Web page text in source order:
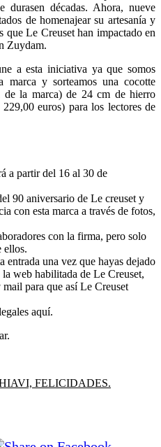
durasen décadas. Ahora, nueve
de homenajear su artesanía y
que Le Creuset han impactado en
Zuydam.
a esta iniciativa ya que somos
marca y sorteamos una cocotte
la marca) de 24 cm de hierro
euros) para los lectores de
a partir del 16 al 30 de
90 aniversario de Le creuset y
con esta marca a través de fotos,
con la firma, pero solo
ellos.
entrada una vez que hayas dejado
web habilitada de Le Creuset,
para que así Le Creuset
aquí.
FELICIDADES.